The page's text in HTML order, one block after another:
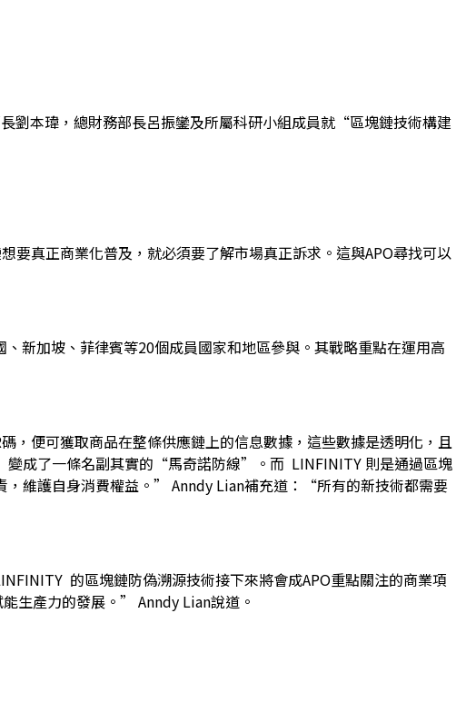
劉本瑋，總財務部長呂振鑾及所屬科研小組成員就“區塊鏈技術構建
真正商業化普及，就必須要了解市場真正訴求。這與APO尋找可以
新加坡、菲律賓等20個成員國家和地區參與。其戰略重點在運用高
，便可獲取商品在整條供應鏈上的信息數據，這些數據是透明化，且
成了一條名副其實的“馬奇諾防線”。而 LINFINITY 則是通過區塊
維護自身消費權益。” Anndy Lian補充道：“所有的新技術都需要
的區塊鏈防偽溯源技術接下來將會成APO重點關注的商業項
生產力的發展。” Anndy Lian說道。